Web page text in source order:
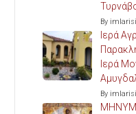
By
Ιερά
Ιερά
By